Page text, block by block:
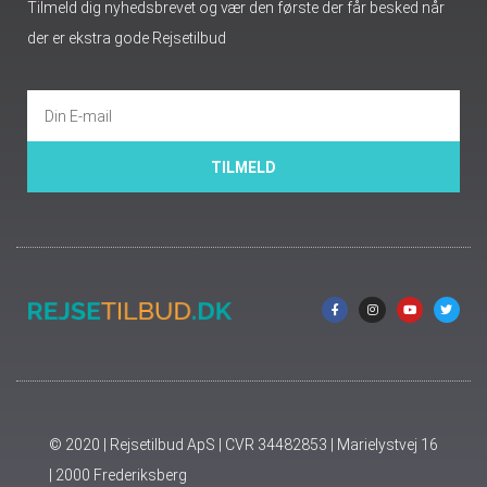
Tilmeld dig nyhedsbrevet og vær den første der får besked når
der er ekstra gode Rejsetilbud
TILMELD
© 2020 | Rejsetilbud ApS | CVR 34482853 | Marielystvej 16
| 2000 Frederiksberg